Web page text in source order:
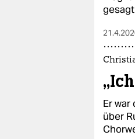
Er
über